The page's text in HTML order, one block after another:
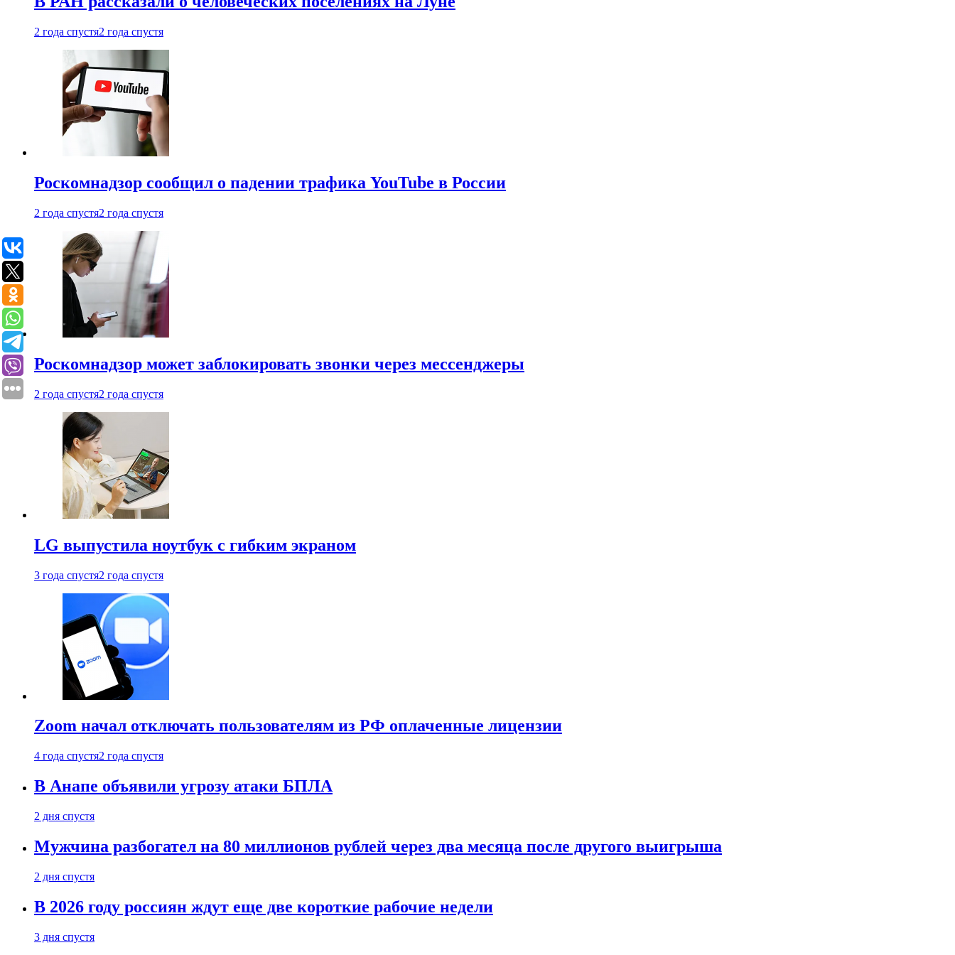
2 года спустя2 года спустя
Роскомнадзор сообщил о падении трафика YouTube в России
2 года спустя2 года спустя
Роскомнадзор может заблокировать звонки через мессенджеры
2 года спустя2 года спустя
LG выпустила ноутбук с гибким экраном
3 года спустя2 года спустя
Zoom начал отключать пользователям из РФ оплаченные лицензии
4 года спустя2 года спустя
В Анапе объявили угрозу атаки БПЛА
2 дня спустя
Мужчина разбогател на 80 миллионов рублей через два месяца после другого выигрыша
2 дня спустя
В 2026 году россиян ждут еще две короткие рабочие недели
3 дня спустя